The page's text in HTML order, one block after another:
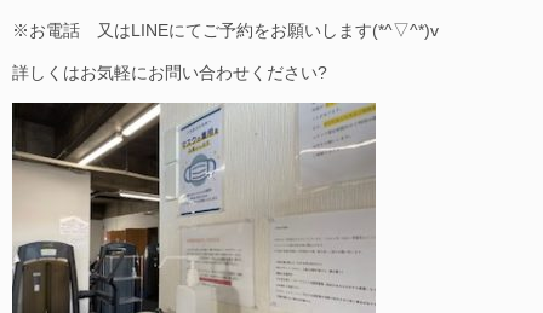
※お電話 又はLINEにてご予約をお願いします(*^▽^*)v
詳しくはお気軽にお問い合わせください?